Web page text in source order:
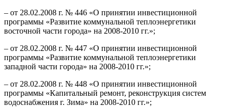
– от 28.02.2008 г. № 446 «О принятии инвестиционной
программы «Развитие коммунальной теплоэнергетики
восточной части города» на 2008-2010 гг.»;
– от 28.02.2008 г. № 447 «О принятии инвестиционной
программы «Развитие коммунальной теплоэнергетики
западной части города» на 2008-2010 гг.»;
– от 28.02.2008 г. № 448 «О принятии инвестиционной
программы «Капитальный ремонт, реконструкция систем
водоснабжения г. Зима» на 2008-2010 гг.»;